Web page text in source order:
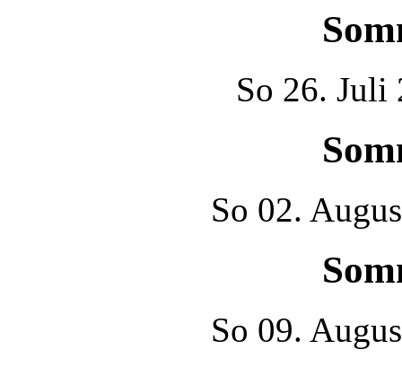
So 26. Juli
So 02.
So 09.